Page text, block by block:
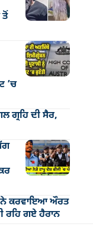
ਤੋਂ
’ਚ
ਗ੍ਰਹਿ ਦੀ ਸੈਰ,
ਨੇ ਕਰਵਾਇਆ ਔਰਤ
ਰਹਿ ਗਏ ਹੈਰਾਨ